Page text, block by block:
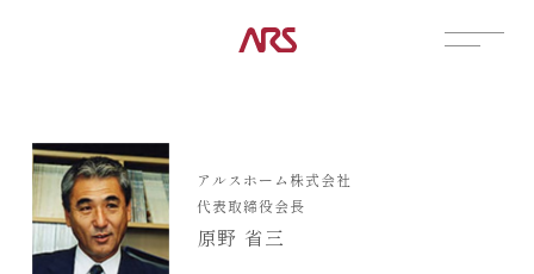
展示場
見学会
資料請求
POSTS
アルスホーム株式会社
代表取締役会長
原野 省三